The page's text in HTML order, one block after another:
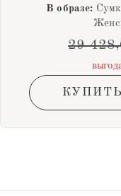
В образе:
29